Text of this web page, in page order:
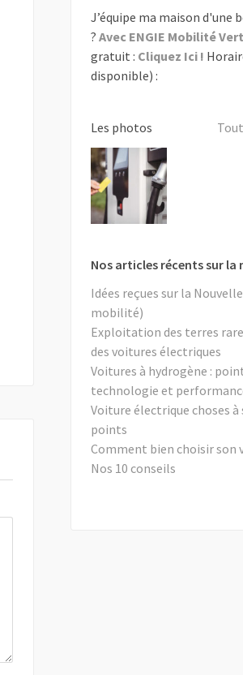
J’équipe ma maison d'une
? Avec ENGIE Mobilité
gratuit : Cliquez Ici !
disponible) :
Les photos
Nos articles récents sur
Idées reçues sur la
mobilité)
Exploitation des terres
des voitures électriques
Voitures à hydrogène :
technologie et
Voiture électrique choses à
points
Comment bien choisir son
Nos 10 conseils